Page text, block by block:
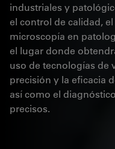
industriales y
el control de calidad,
microscopía en
el lugar donde
uso de tecnologías de
precisión y la eficacia
así como el
precisos.